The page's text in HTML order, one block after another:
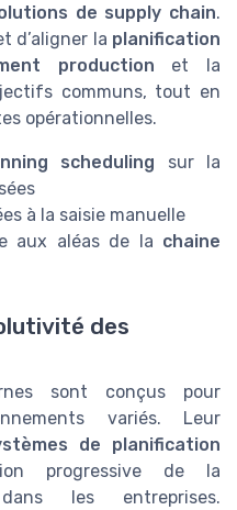
de supply chain.
d’aligner la planification
production et la
communs, tout en
opérationnelles.
scheduling sur la
à la saisie manuelle
aux aléas de la chaine
des
sont conçus pour
variés. Leur
de planification
progressive de la
les entreprises.